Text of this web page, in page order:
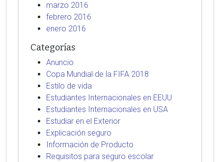
marzo 2016
febrero 2016
enero 2016
Categorías
Anuncio
Copa Mundial de la FIFA 2018
Estilo de vida
Estudiantes Internacionales en EEUU
Estudiantes Internacionales en USA
Estudiar en el Exterior
Explicación seguro
Información de Producto
Requisitos para seguro escolar